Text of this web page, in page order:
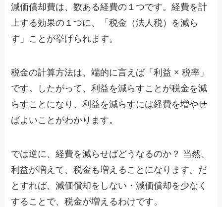
減価償却費は、数ある経費の１つです。経費を計
上する効果の１つに、「税金（法人税）を減ら
す」ことが挙げられます。
税金の計算方法は、端的に言えば「利益 × 税率」
です。したがって、利益を減らすことが税金を減
らすことになり、利益を減らすには経費を増やせ
ばよいことがわかります。
では逆に、経費を減らせばどうなるのか？ 当然、
利益が増えて、税金も増えることになります。だ
とすれば、減価償却をしない・減価償却を少なく
することで、税金が増えるわけです。